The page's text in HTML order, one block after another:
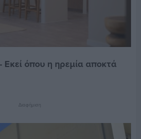
Εκεί όπου η ηρεμία αποκτά
Διαφήμιση